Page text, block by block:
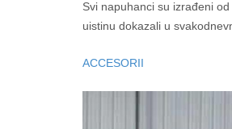
Svi napuhanci su izrađeni
uistinu dokazali u
ACCESORII